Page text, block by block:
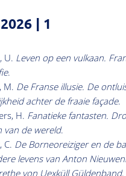
| 1
U. Leven op een vulkaan.
.
M. De Franse illusie. De
achter de fraaie façade.
H. Fanatieke fantasten.
van de wereld.
C. De Borneoreiziger en de
levens van Anton
von Uexküll Güldenband.